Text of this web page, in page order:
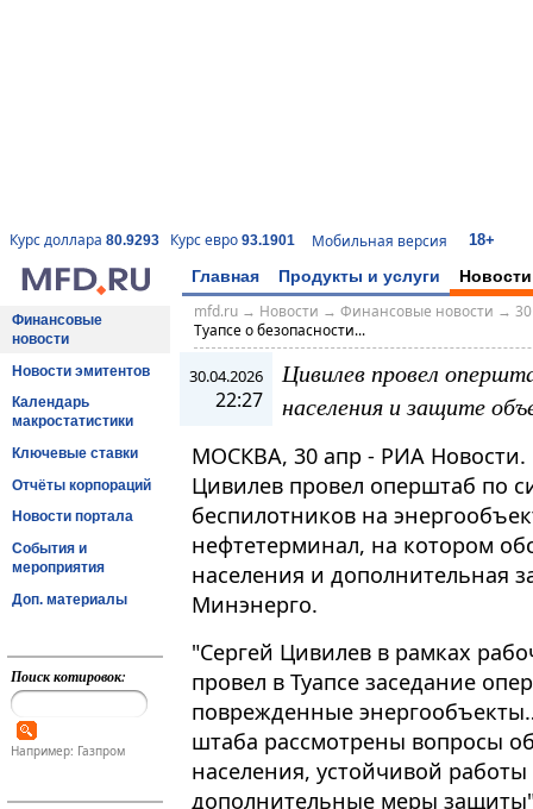
Курс доллара 80.9293 Курс евро 93.1901 Мобильная версия 18+
Главная Продукты и услуги Новости
Финансовые
новости
Новости эмитентов
Календарь
макростатистики
Ключевые ставки
Отчёты корпораций
Новости портала
События и
мероприятия
Доп. материалы
Поиск котировок:
Например: Газпром
mfd.ru→ Новости → Финансовые новости →
Туапсе о безопасности...
30.04.2026
22:27
Цивилев провел
населения и защите
МОСКВА, 30 апр - РИА
Цивилев провел оперштаб по
беспилотников на
нефтетерминал, на котором
населения и дополнительная
Минэнерго.
"Сергей Цивилев в рамках
провел в Туапсе заседание
поврежденные
штаба рассмотрены вопросы
населения, устойчивой
дополнительные меры